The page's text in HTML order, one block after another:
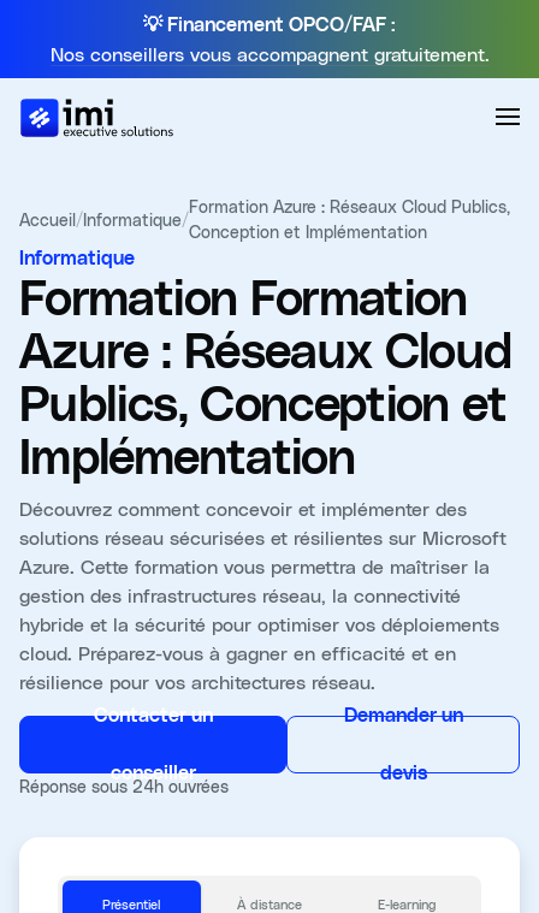
💡 Financement OPCO/FAF :
Nos conseillers vous accompagnent gratuitement.
Accueil/Informatique/
Formation Azure : Réseaux Cloud Publics,
Conception et Implémentation
Informatique
Formation Formation
Azure : Réseaux Cloud
Publics, Conception et
Implémentation
Découvrez comment concevoir et implémenter des
solutions réseau sécurisées et résilientes sur Microsoft
Azure. Cette formation vous permettra de maîtriser la
gestion des infrastructures réseau, la connectivité
hybride et la sécurité pour optimiser vos déploiements
cloud. Préparez-vous à gagner en efficacité et en
résilience pour vos architectures réseau.
Contacter un
conseiller
Demander un
devis
Réponse sous 24h ouvrées
Présentiel À distance E-learning